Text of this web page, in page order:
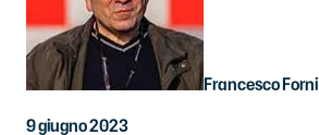
Francesco Forni
9 giugno 2023